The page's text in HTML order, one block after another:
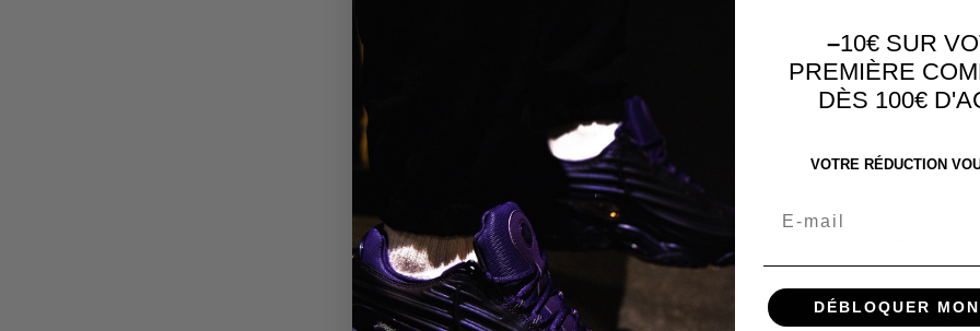
35.5
215€
–10€ SUR
PREMIÈRE
DÈS 100€
VOTRE RÉDUCTION
DÉBLOQUER